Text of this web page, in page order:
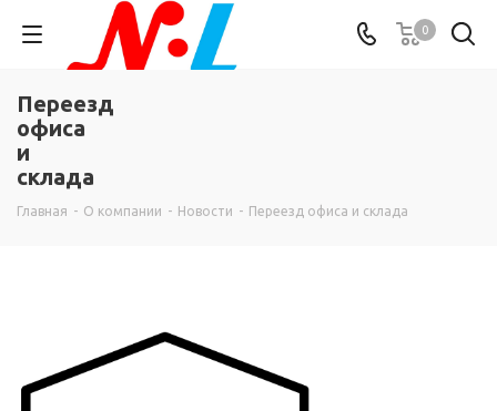
0
Переезд
офиса
и
склада
Главная - О компании - Новости - Переезд офиса и склада